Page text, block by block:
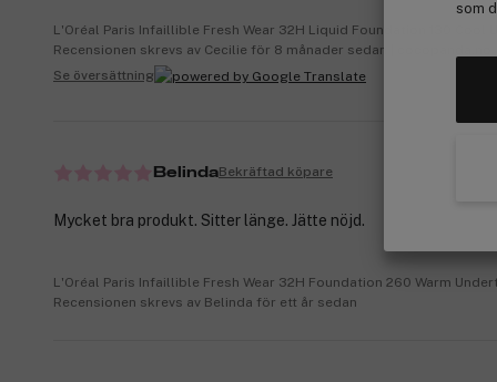
som
L'Oréal Paris Infaillible Fresh Wear 32H Liquid Foundation 130 Cool
Recensionen skrevs av Cecilie för 8 månader sedan | cocopanda.no
Se översättning
BelindaBekräftad köpare
Mycket bra produkt. Sitter länge. Jätte nöjd.
L'Oréal Paris Infaillible Fresh Wear 32H Foundation 260 Warm
Recensionen skrevs av Belinda för ett år sedan